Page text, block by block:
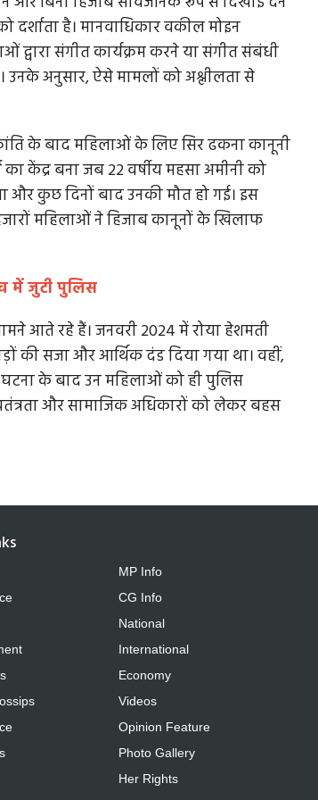
दर्शाता है। मानवाधिकार वकील मोइन
संगीत कार्यक्रम करने या संगीत संबंधी
उनके अनुसार, ऐसे मामलों को अश्लीलता से
के बाद महिलाओं के लिए सिर ढकना कानूनी
केंद्र बना जब 22 वर्षीय महसा अमीनी को
और कुछ दिनों बाद उनकी मौत हो गई। इस
महिलाओं ने हिजाब कानूनों के खिलाफ
में जुटी पुलिस
आते रहे हैं। जनवरी 2024 में रोया हेशमती
की सजा और आर्थिक दंड दिया गया था। वहीं,
के बाद उन महिलाओं को ही पुलिस
और सामाजिक अधिकारों को लेकर बहस
रात में गांधी के दलितोत्थान की अंत्येष्टि
में पुलिस द्वारा आधी रात को दलित युवती का अंतिम संस्कार
गया तो गांधी...
MP Info
CG Info
National
International
Economy
Videos
Opinion Feature
Photo Gallery
Her Rights